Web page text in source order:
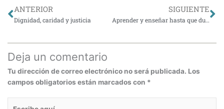
Ant
ANTERIOR
Dignidad, caridad y justicia
SIGUIENTE
Aprender y enseñar hasta que duela
Deja un comentario
Tu dirección de correo electrónico no será publicada. Los
campos obligatorios están marcados con *